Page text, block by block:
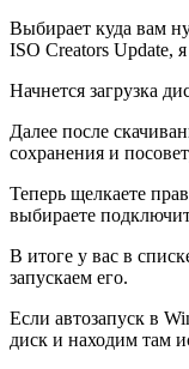
Выбирает куда вам
ISO Creators Update,
Начнется загрузка
Далее после
сохранения и
Теперь щелкаете
выбираете
В итоге у вас в
запускаем его.
Если автозапуск в
диск и находим там